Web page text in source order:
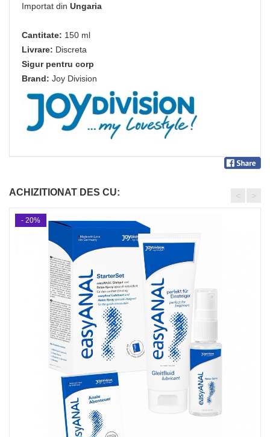
Importat din Ungaria
Cantitate: 150 ml
Livrare: Discreta
Sigur pentru corp
Brand: Joy Division
ACHIZITIONAT DES CU:
- 20%
< >